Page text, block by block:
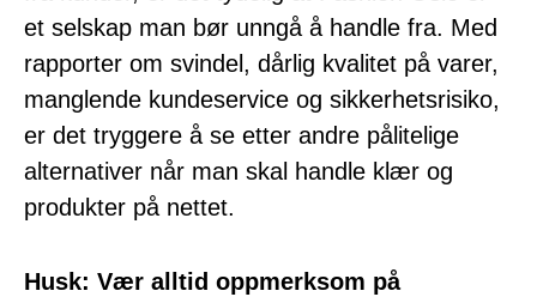
et selskap man bør unngå å handle fra. Med
rapporter om svindel, dårlig kvalitet på varer,
manglende kundeservice og sikkerhetsrisiko,
er det tryggere å se etter andre pålitelige
alternativer når man skal handle klær og
produkter på nettet.
Husk: Vær alltid oppmerksom på